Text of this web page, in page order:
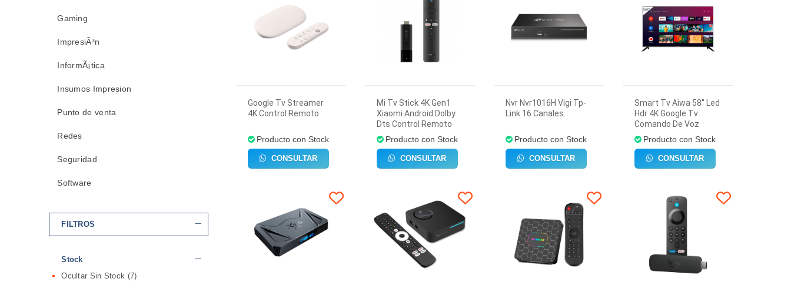
Gaming
ImpresiÃ³n
InformÃ¡tica
Insumos Impresion
Punto de venta
Redes
Seguridad
Software
FILTROS
Stock
Ocultar Sin Stock (7)
Google Tv Streamer
4K Control Remoto
Producto con Stock
CONSULTAR
Mi Tv Stick 4K Gen1
Xiaomi Android Dolby
Dts Control Remoto
Producto con Stock
CONSULTAR
Nvr Nvr1016H Vigi Tp-
Link 16 Canales.
Producto con Stock
CONSULTAR
Smart Tv Aiwa 58'' Led
Hdr 4K Google Tv
Comando De Voz
Producto con Stock
CONSULTAR